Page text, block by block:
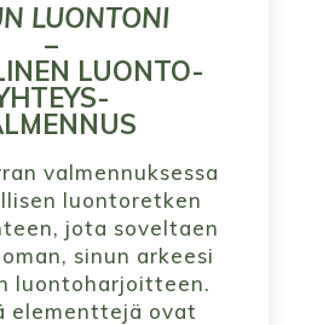
LUONTONI
–
LUONTO-
valmennuksessa
luontoretken
jota soveltaen
sinun arkeesi
luontoharjoitteen.
elementtejä ovat